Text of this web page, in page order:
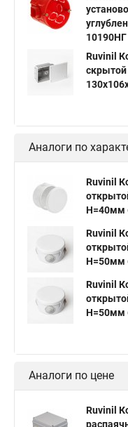
10190НГ
Ruvinil
Аналоги по
Ruvinil
Н=40мм
Ruvinil
Н=50мм
Ruvinil
Н=50мм
Аналоги по цене
Ruvinil